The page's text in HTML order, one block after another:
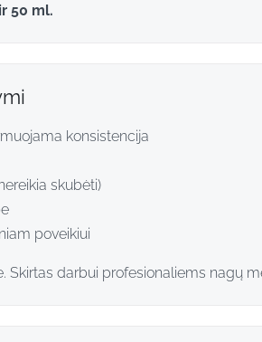
50 ml.
konsistencija
skubėti)
poveikiui
Skirtas darbui profesionaliems nagų